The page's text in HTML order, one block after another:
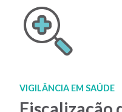
VIGILÂNCIA EM SAÚDE